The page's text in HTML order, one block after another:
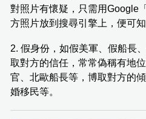
對照片有懷疑，只需用Google
方照片放到搜尋引擎上，便可
2. 假身份，如假美軍、假船長
取對方的信任，常常偽稱有地
官、北歐船長等，博取對方的
婚移民等。